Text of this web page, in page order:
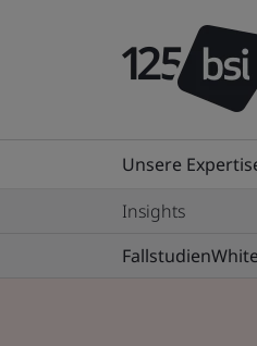
Unsere
Insights
Fallstudien